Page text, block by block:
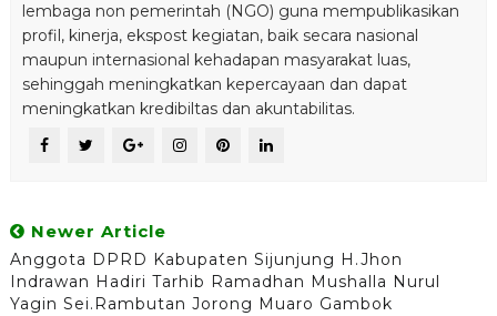
lembaga non pemerintah (NGO) guna mempublikasikan
profil, kinerja, ekspost kegiatan, baik secara nasional
maupun internasional kehadapan masyarakat luas,
sehinggah meningkatkan kepercayaan dan dapat
meningkatkan kredibiltas dan akuntabilitas.
Newer Article
Anggota DPRD Kabupaten Sijunjung H.Jhon
Indrawan Hadiri Tarhib Ramadhan Mushalla Nurul
Yagin Sei.Rambutan Jorong Muaro Gambok